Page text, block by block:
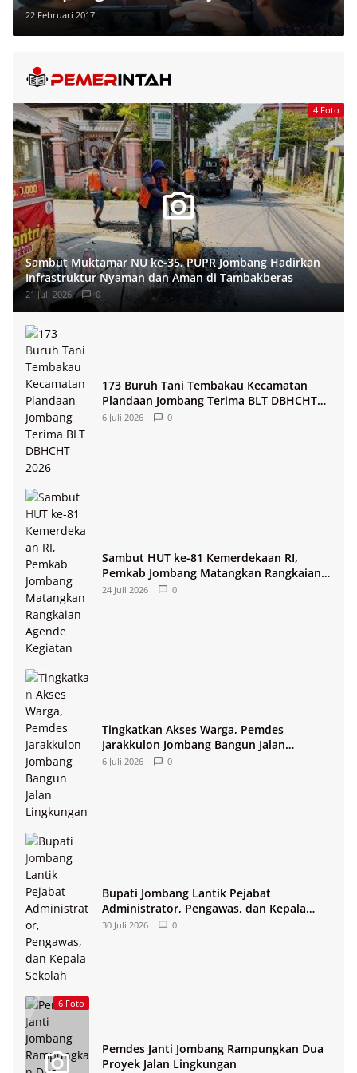
22 Februari 2017
4 Foto
Sambut Muktamar NU ke-35, PUPR Jombang Hadirkan
Infrastruktur Nyaman dan Aman di Tambakberas
21 Juli 2026 0
173 Buruh Tani Tembakau Kecamatan
Plandaan Jombang Terima BLT DBHCHT
2026
6 Juli 2026 0
Sambut HUT ke-81 Kemerdekaan RI,
Pemkab Jombang Matangkan Rangkaian
Agende Kegiatan
24 Juli 2026 0
Tingkatkan Akses Warga, Pemdes
Jarakkulon Jombang Bangun Jalan
Lingkungan
6 Juli 2026 0
Bupati Jombang Lantik Pejabat
Administrator, Pengawas, dan Kepala
Sekolah
30 Juli 2026 0
6 Foto
Pemdes Janti Jombang Rampungkan Dua
Proyek Jalan Lingkungan